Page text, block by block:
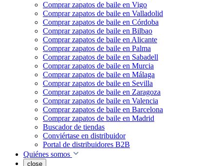
Comprar zapatos de baile en Vigo
Comprar zapatos de baile en Valladolid
Comprar zapatos de baile en Córdoba
Comprar zapatos de baile en Bilbao
Comprar zapatos de baile en Alicante
Comprar zapatos de baile en Palma
Comprar zapatos de baile en Sabadell
Comprar zapatos de baile en Murcia
Comprar zapatos de baile en Málaga
Comprar zapatos de baile en Sevilla
Comprar zapatos de baile en Zaragoza
Comprar zapatos de baile en Valencia
Comprar zapatos de baile en Barcelona
Comprar zapatos de baile en Madrid
Buscador de tiendas
Conviértase en distribuidor
Portal de distribuidores B2B
Quiénes somos
close